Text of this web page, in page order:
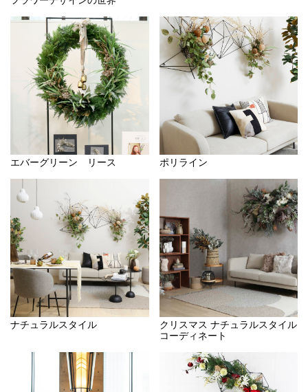
エバーグリーン リース ポリライン
ナチュラルスタイル
クリスマス ナチュラルスタイル
コーディネート